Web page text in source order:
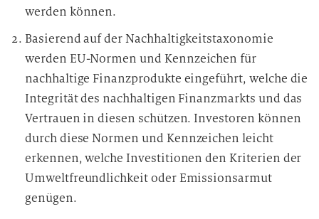
werden können.
Basierend auf der Nachhaltigkeitstaxonomie
werden EU-Normen und Kennzeichen für
nachhaltige Finanzprodukte eingeführt, welche die
Integrität des nachhaltigen Finanzmarkts und das
Vertrauen in diesen schützen. Investoren können
durch diese Normen und Kennzeichen leicht
erkennen, welche Investitionen den Kriterien der
Umweltfreundlichkeit oder Emissionsarmut
genügen.